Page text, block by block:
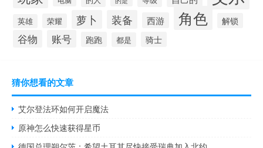
英雄 荣耀 萝卜 装备 西游 角色 解锁
谷物 账号 跑跑 都是 骑士
猜你想看的文章
艾尔登法环如何开启魔法
原神怎么快速获得星币